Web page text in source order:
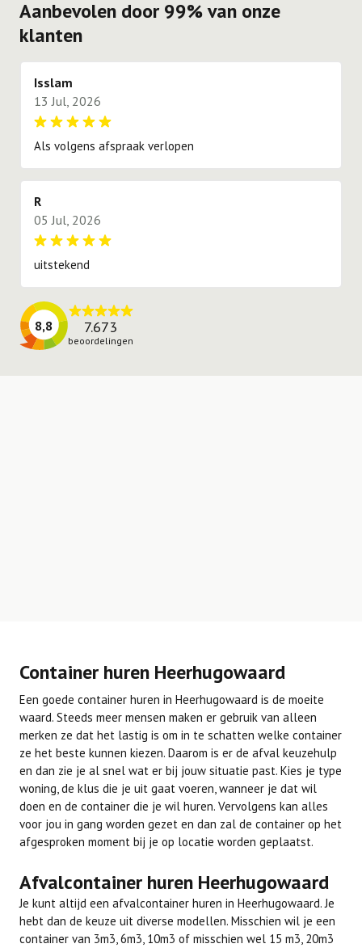
bestellen van de container. Onze chauffeurs zullen
op locatie altijd zo goed mogelijk aan de voorkeur
proberen te voldoen.
dit € 45,00 per week.
Aanbevolen door 99% van onze
klanten
Isslam
13 Jul, 2026
Als volgens afspraak verlopen
R
05 Jul, 2026
uitstekend
8,8 7.673
beoordelingen
Container huren Heerhugowaard
Een goede container huren in Heerhugowaard is de moeite
waard. Steeds meer mensen maken er gebruik van alleen
merken ze dat het lastig is om in te schatten welke container
ze het beste kunnen kiezen. Daarom is er de afval keuzehulp
en dan zie je al snel wat er bij jouw situatie past. Kies je type
woning, de klus die je uit gaat voeren, wanneer je dat wil
doen en de container die je wil huren. Vervolgens kan alles
voor jou in gang worden gezet en dan zal de container op het
afgesproken moment bij je op locatie worden geplaatst.
Afvalcontainer huren Heerhugowaard
Je kunt altijd een afvalcontainer huren in Heerhugowaard. Je
hebt dan de keuze uit diverse modellen. Misschien wil je een
container van 3m3, 6m3, 10m3 of misschien wel 15 m3, 20m3